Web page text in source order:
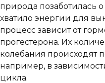
природа позаботилась
хватило энергии для
процесс зависит от
прогестерона. Их
колебания происходят
например, в
цикла.